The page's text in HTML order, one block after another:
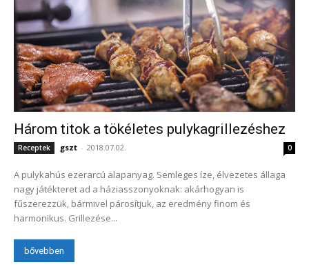
Három titok a tökéletes pulykagrillezéshez
Receptek gszt - 2018.07.02. 0
A pulykahús ezerarcú alapanyag. Semleges íze, élvezetes állaga
nagy játékteret ad a háziasszonyoknak: akárhogyan is
fűszerezzük, bármivel párosítjuk, az eredmény finom és
harmonikus. Grillezése...
bővebben